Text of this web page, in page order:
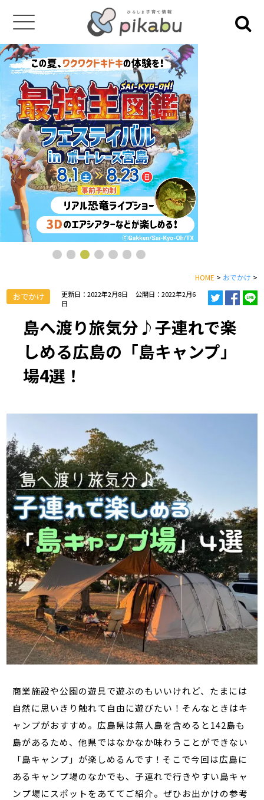
HOME > おでかけ >
おでかけ 更新日：2022年2月8日
公開日：2022年2月6
日
島へ渡り旅気分♪子連れで楽
しめる広島の「島キャンプ」
場4選！
商業施設や公園の遊具で遊ぶのもいいけれど、たまには
自然に思いきり触れて自由に遊びたい！そんなときはキ
ャンプがおすすめ。広島県は無人島を含めると142島も
島があるため、他県ではなかなか味わうことができない
「島キャンプ」が楽しめるんです！そこで今回は広島に
あるキャンプ場のなかでも、子連れで行きやすい島キャ
ンプ場にスポットをあててご紹介。ぜひお出かけの参考